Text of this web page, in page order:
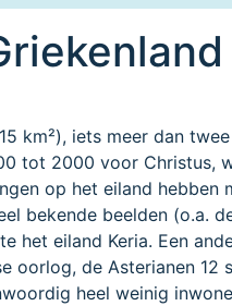
km²), iets meer dan
tot 2000 voor Christus,
op het eiland hebben
bekende beelden (o.a.
het eiland Keria. Een
oorlog, de Asterianen 12
heel weinig